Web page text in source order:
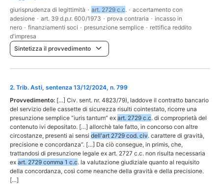
giurisprudenza di legittimità · art. 2729 c.c. · accertamento con
adesione · art. 39 d.p.r. 600/1973 · prova contraria · incasso in
nero · finanziamenti soci · presunzione semplice · rettifica reddito
d'impresa
Sintetizza il provvedimento
2. Trib. Asti, sentenza 13/12/2024, n. 799
Provvedimento: […] Civ. sent. nr. 4823/79), laddove il contratto bancario
del servizio delle cassette di sicurezza risulti cointestato, ricorre una
presunzione semplice “iuris tantum” ex art. 2729 c.c. di comproprietà del
contenuto ivi depositato. […] allorchè tale fatto, in concorso con altre
circostanze, presenti ai sensi dell'art 2729 cod. civ. carattere di gravità,
precisione e concordanza”. […] Da ciò consegue, in primis, che,
trattandosi di presunzione legale ex art. 2727 c.c. non risulta necessaria
ex art. 2729 comma 1 c.c. la valutazione giudiziale quanto al requisito
della concordanza, così come neanche della gravità e della precisione.
[…]